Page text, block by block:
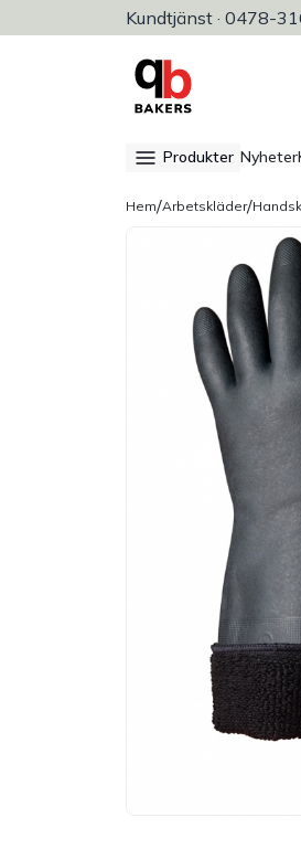
Kundtjänst · 0478-
Allt för
Produkter Nyheter
Hem/Arbetskläder/